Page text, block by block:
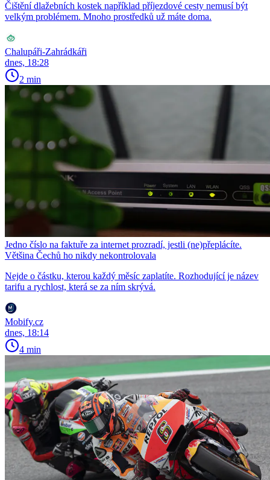
Čištění dlažebních kostek například příjezdové cesty nemusí být
velkým problémem. Mnoho prostředků už máte doma.
Chalupáři-Zahrádkáři
dnes, 18:28
2 min
Jedno číslo na faktuře za internet prozradí, jestli (ne)přeplácíte.
Většina Čechů ho nikdy nekontrolovala
Nejde o částku, kterou každý měsíc zaplatíte. Rozhodující je název
tarifu a rychlost, která se za ním skrývá.
Mobify.cz
dnes, 18:14
4 min